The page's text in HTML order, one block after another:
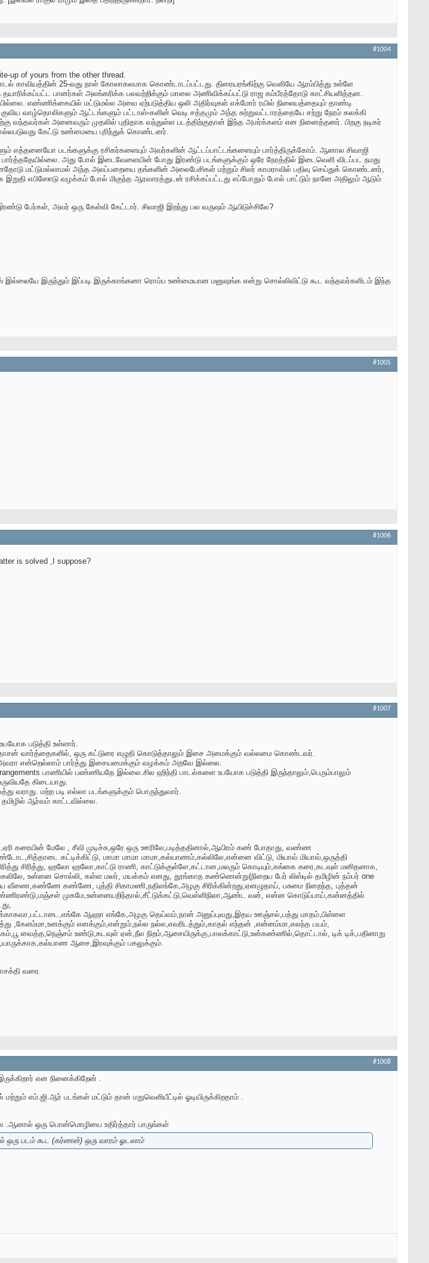
#1004
up of yours from the other thread.
காவியத்தின் 25-வது நாள் கோலாகலமாக கொண்டாடப்பட்டது. திரையரங்கிற்கு வெளியே ஆரம்பித்து உள்ளே
தயாரிக்கப்பட்ட பானர்கள் அலங்கரிக்க பலவற்றிக்கும் மாலை அணிவிக்கப்பட்டு ராஜ கம்பீரத்தோடு காட்சியளித்தன.
எண்ணிக்கையில் மட்டுமல்ல அவை ஏற்படுத்திய ஒலி அதிர்வுகள் எக்மோர் ரயில் நிலையத்தையும் தாண்டி
வாழ்தொலிகளும் ஆட்டங்களும் பட்டாஸ்-களின் வெடி சத்தமும் அந்த சுற்றுவட்டாரத்தையே சற்று நேரம் கலக்கி
வந்தவர்கள் அனைவரும் முதலில் புதிதாக வந்துள்ள படத்திற்குதான் இந்த அமர்க்களம் என நினைத்தனர். பிறகு நடிகர்
கேட்டு உண்மையை புரிந்துக் கொண்டனர்.
எத்தனையோ படங்களுக்கு ரசிகர்களையும் அவர்களின் ஆட்டப்பாட்டங்களையும் பார்த்திருக்கோம். ஆனால சிவாஜி
பார்த்ததேயில்லை. அது போல் இடைவேளையின் போது இரண்டு படங்களுக்கும் ஒரே நேரத்தில் இடைவெளி விடப்பட நமது
மட்டுமல்லாமல் அந்த அலப்பறையை தங்களின் அலைபேசிகள் மற்றும் சிலர் காமராவில் பதிவு செய்துக் கொண்டனர்,
இறுதி எபிஸோடு வழக்கம் போல் மிகுந்த ஆரவாரத்துடன் ரசிக்கப்பட்டது எப்போதும் போல் பாட்டும் நானே அதிலும் ஆடும்
பேர்கள், அவர் ஒரு கேள்வி கேட்டார். சிவாஜி இறந்து பல வருஷம் ஆயிடுச்சிலே?
இல்லையே இருந்தும் இப்படி இருக்காங்கனா ரொம்ப உண்மையான மனுஷங்க என்று சொல்லிவிட்டு கூட வந்தவர்களிடம் இந்த
#1005
#1006
is solved ,I suppose?
#1007
படுத்தி உள்ளார்.
வார்த்தைகளில், ஒரு கட்டுரை எழுதி கொடுத்தாலும் இசை அமைக்கும் வல்லமை கொண்டவர்.
என்றெல்லாம் பார்த்து இசையமைக்கும் வழக்கம் அறவே இல்லை.
பாணியில் பண்ணியதே இல்லை.சில ஹிந்தி பாடல்களை உபயோக படுத்தி இருந்தாலும்,பெரும்பாலும்
கிடையாது.
மற்ற படி எல்லா படங்களுக்கும் பொருந்துவார்.
ஆர்வம் காட்டவில்லை.
கரையின் மேலே , சீவி முடிச்சு,ஒரே ஒரு ஊரிலே,படித்ததினால்,ஆயிரம் கண் போதாது, வண்ண
கட்டிக்கிட்டு, மாமா மாமா மாமா,கல்யாணம்,கல்லிலே,என்னை விட்டு, மியாவ் மியாவ்,ஒருத்தி
சிரித்து, ஹலோ ஹலோ,காட்டு ராணி, காட்டுக்குள்ளே,கட்டான,மலரும் கொடியும்,கங்கை கரை,கடவுள் மனிதனாக,
உன்னை சொல்லி, கள்ள மலர், மயக்கம் எனது, தூங்காத கண்ணென்று(நிறைய பேர் லிஸ்டில் தமிழின் நம்பர் one
கண்ணே, புத்தி சிகாமணி,நதிஎங்கே,அழகு சிரிக்கின்றது,ஏனழுதாய், பசுமை நிறைந்த, புத்தன்
முகமே,உன்னையறிந்தால்,சீட்டுக்கட்டு,வெள்ளிநிலா,ஆண்ட வன், என்ன கொடுப்பாய்,கன்னத்தில்
ஆஹா எங்கே,அழகு தெய்வம்,நான் அனுப்புவது,இதய ஊஞ்சல்,பத்து மாதம்,பிள்ளை
,கேளம்மா,உனக்கும் எனக்கும்,என்றும்,நல்ல நல்ல,எவரிடத்தும்,காதல் எந்தன் ,என்னம்மா,எலந்த பயம்,
வைத்த,நெஞ்சம் உண்டு,கடவுள் ஏன்,நீல நிறம்,ஆசையிருக்கு,பாலக்காட்டு,உன்கண்ணில்,தொட்டால், டிக் டிக்,பதினாறு
ஆசை,இரவுக்கும் பகலுக்கும்.
வரை.
#1008
என நினைக்கிறேன் .
எம்.ஜி.ஆர் படங்கள் மட்டும் தான் மறுவெளியீட்டில் ஓடியிருக்கிறதாம் .
.ஆனால் ஒரு பொன்மொழியை உதிர்த்தார் பாருங்கள்
ஒரு படம் கூட (கர்ணன்) ஒரு வாரம் ஓடலாம்